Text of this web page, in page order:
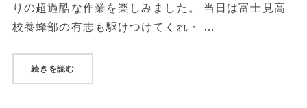
りの超過酷な作業を楽しみました。 当日は富士見高
校養蜂部の有志も駆けつけてくれ・ …
続きを読む